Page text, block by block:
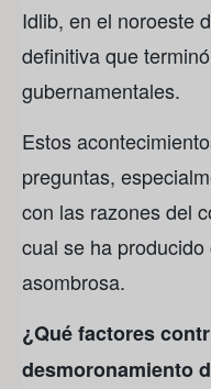
Idlib, en el noroeste
definitiva que
gubernamentales.
Estos
preguntas,
con las razones del
cual se ha
asombrosa.
¿Qué factores
desmoronamiento